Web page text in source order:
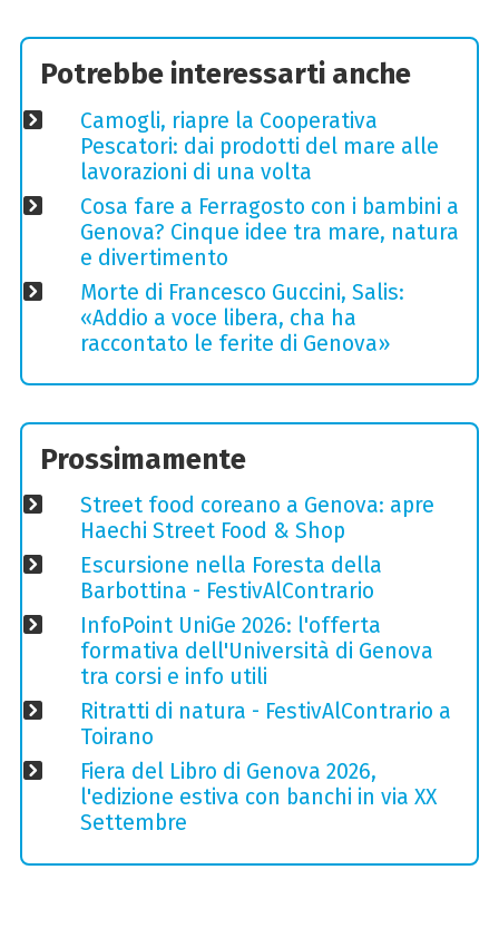
Potrebbe interessarti anche
Camogli, riapre la Cooperativa
Pescatori: dai prodotti del mare alle
lavorazioni di una volta
Cosa fare a Ferragosto con i bambini a
Genova? Cinque idee tra mare, natura
e divertimento
Morte di Francesco Guccini, Salis:
«Addio a voce libera, cha ha
raccontato le ferite di Genova»
Prossimamente
Street food coreano a Genova: apre
Haechi Street Food & Shop
Escursione nella Foresta della
Barbottina - FestivAlContrario
InfoPoint UniGe 2026: l'offerta
formativa dell'Università di Genova
tra corsi e info utili
Ritratti di natura - FestivAlContrario a
Toirano
Fiera del Libro di Genova 2026,
l'edizione estiva con banchi in via XX
Settembre